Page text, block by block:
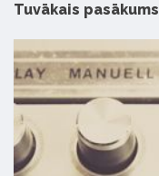
Tuvākais pasākums